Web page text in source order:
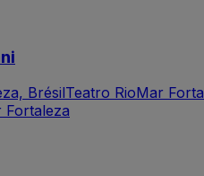
BrésilTeatro RioMar
Fortaleza